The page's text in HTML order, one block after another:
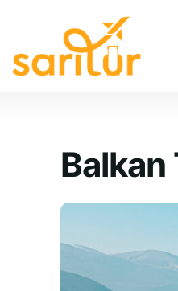
Balkan